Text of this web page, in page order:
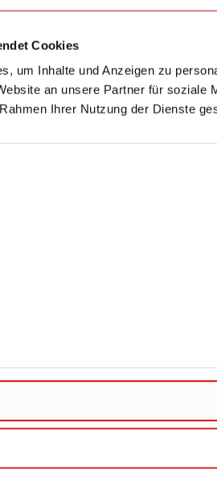
Cookies
um Inhalte und Anzeigen zu
an unsere Partner für soziale
Ihrer Nutzung der Dienste